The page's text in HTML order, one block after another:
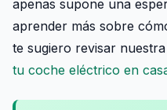
apenas supone una
aprender más sobre
te sugiero revisar nuestra
tu coche eléctrico en